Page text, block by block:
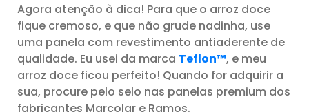
Agora atenção à dica! Para que o arroz doce
fique cremoso, e que não grude nadinha, use
uma panela com revestimento antiaderente de
qualidade. Eu usei da marca Teflon™, e meu
arroz doce ficou perfeito! Quando for adquirir a
sua, procure pelo selo nas panelas premium dos
fabricantes Marcolar e Ramos.